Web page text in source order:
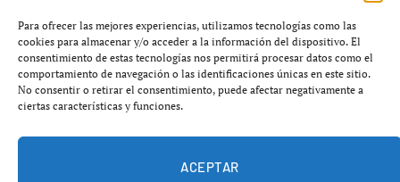
Para ofrecer las mejores experiencias, utilizamos tecnologías como las
cookies para almacenar y/o acceder a la información del dispositivo. El
consentimiento de estas tecnologías nos permitirá procesar datos como el
comportamiento de navegación o las identificaciones únicas en este sitio.
No consentir o retirar el consentimiento, puede afectar negativamente a
ciertas características y funciones.
ACEPTAR